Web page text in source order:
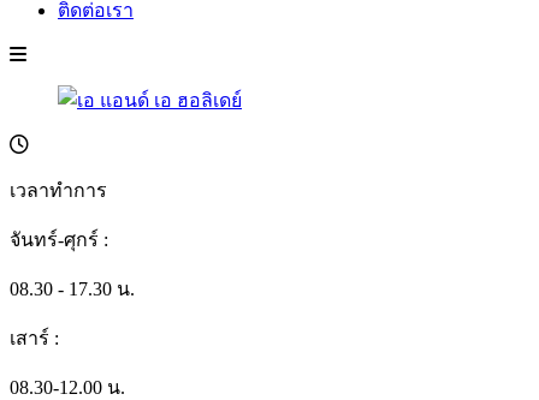
ติดต่อเรา
เวลาทำการ
จันทร์-ศุกร์ :
08.30 - 17.30 น.
เสาร์ :
08.30-12.00 น.